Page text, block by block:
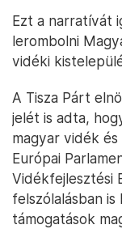
Ezt a narratívát
lerombolni
vidéki
A Tisza Párt
jelét is adta,
magyar vidék
Európai
Vidékfejlesztési
felszólalásban
támogatások